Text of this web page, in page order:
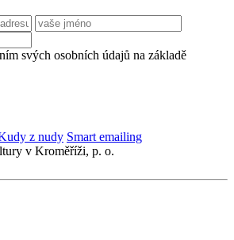
svých osobních údajů na základě
z nudy Smart emailing
v Kroměříži, p. o.